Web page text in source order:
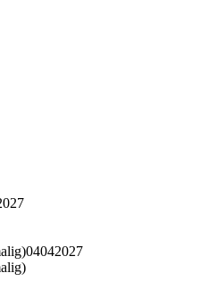
04042027